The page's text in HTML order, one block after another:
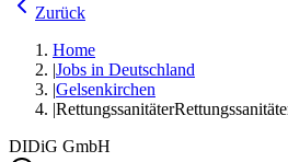
Zurück
Home
|Jobs in Deutschland
|Gelsenkirchen
|Rettungssanitäter
DIDiG GmbH